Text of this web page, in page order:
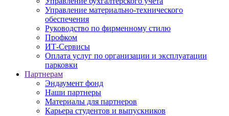
Управление материально-технического
обеспечения
Руководство по фирменному стилю
Профком
ИТ-Сервисы
Оплата услуг по организации и эксплуатации
парковки
Партнерам
Эндаумент фонд
Наши партнеры
Материалы для партнеров
Карьера студентов и выпускников